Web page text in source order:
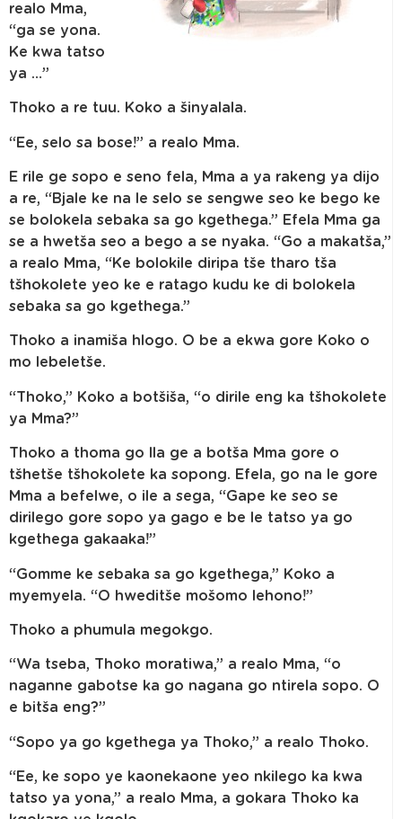
realo Mma,
“ga se yona.
Ke kwa tatso
ya …”
Thoko a re tuu. Koko a šinyalala.
“Ee, selo sa bose!” a realo Mma.
E rile ge sopo e seno fela, Mma a ya rakeng ya dijo
a re, “Bjale ke na le selo se sengwe seo ke bego ke
se bolokela sebaka sa go kgethega.” Efela Mma ga
se a hwetša seo a bego a se nyaka. “Go a makatša,”
a realo Mma, “Ke bolokile diripa tše tharo tša
tšhokolete yeo ke e ratago kudu ke di bolokela
sebaka sa go kgethega.”
Thoko a inamiša hlogo. O be a ekwa gore Koko o
mo lebeletše.
“Thoko,” Koko a botšiša, “o dirile eng ka tšhokolete
ya Mma?”
Thoko a thoma go lla ge a botša Mma gore o
tšhetše tšhokolete ka sopong. Efela, go na le gore
Mma a befelwe, o ile a sega, “Gape ke seo se
dirilego gore sopo ya gago e be le tatso ya go
kgethega gakaaka!”
“Gomme ke sebaka sa go kgethega,” Koko a
myemyela. “O hweditše mošomo lehono!”
Thoko a phumula megokgo.
“Wa tseba, Thoko moratiwa,” a realo Mma, “o
naganne gabotse ka go nagana go ntirela sopo. O
e bitša eng?”
“Sopo ya go kgethega ya Thoko,” a realo Thoko.
“Ee, ke sopo ye kaonekaone yeo nkilego ka kwa
tatso ya yona,” a realo Mma, a gokara Thoko ka